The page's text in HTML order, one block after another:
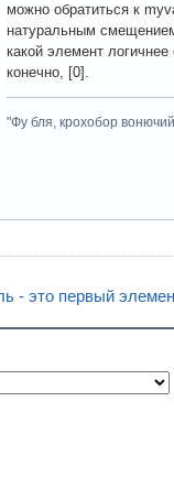
можно обратиться к
натуральным
какой элемент
конечно, [0].
"Фу бля, крохобор
- это первый